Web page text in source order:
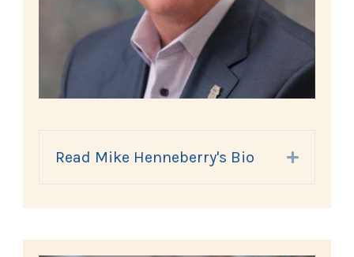
Read Mike Henneberry's Bio Expand